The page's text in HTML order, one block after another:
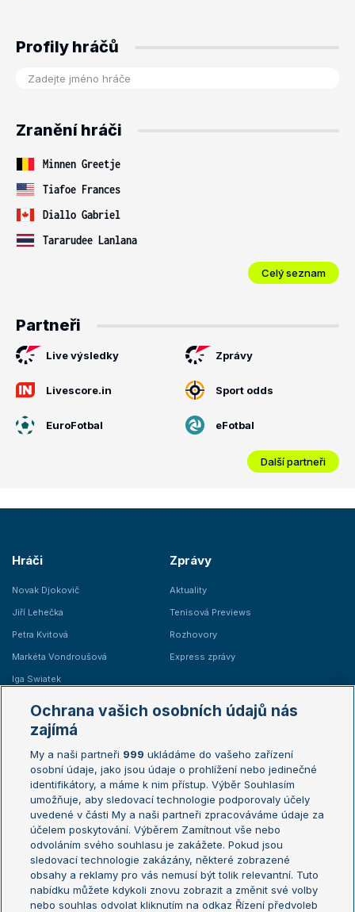
Profily hráčů
Zranění hráči
Minnen Greetje
Tiafoe Frances
Diallo Gabriel
Tararudee Lanlana
Celý seznam
Partneři
Live výsledky Zprávy
Livescore.in Sport odds
EuroFotbal eFotbal
Další partneři
Hráči
Novak Djokovič
Jiří Lehečka
Petra Kvitová
Markéta Vondroušová
Iga Swiatek
Zprávy
Aktuality
Tenisová Previews
Rozhovory
Express zprávy
Žebříčky
Žebříček ATP (muži)
Žebříček WTA (ženy)
Sázkařský žebříček
Australian Open
French Open
Wimbledon
US Open
Turnaj mistrů
Turnaj mistryň
Aktualní trendy
Ochrana vašich osobních údajů nás
zajímá
My a naši partneři 999 ukládáme do vašeho zařízení
osobní údaje, jako jsou údaje o prohlížení nebo jedinečné
identifikátory, a máme k nim přístup. Výběr Souhlasím
umožňuje, aby sledovací technologie podporovaly účely
uvedené v části My a naši partneři zpracováváme údaje za
účelem poskytování. Výběrem Zamítnout vše nebo
odvoláním svého souhlasu je zakážete. Pokud jsou
sledovací technologie zakázány, některé zobrazené
obsahy a reklamy pro vás nemusí být tolik relevantní. Tuto
nabídku můžete kdykoli znovu zobrazit a změnit své volby
nebo souhlas odvolat kliknutím na odkaz Řízení předvoleb